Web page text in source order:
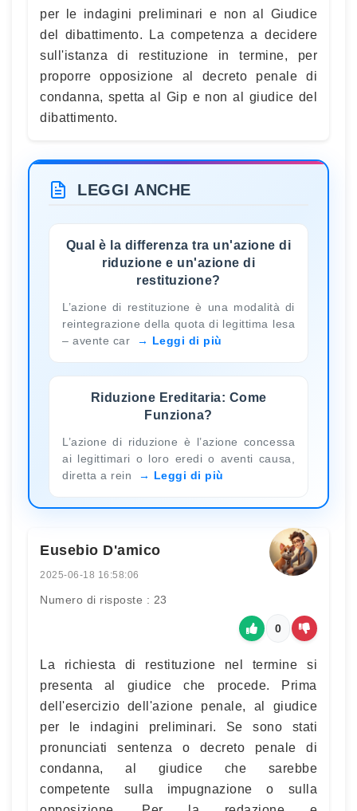
per le indagini preliminari e non al Giudice
del dibattimento. La competenza a decidere
sull'istanza di restituzione in termine, per
proporre opposizione al decreto penale di
condanna, spetta al Gip e non al giudice del
dibattimento.
LEGGI ANCHE
Qual è la differenza tra un'azione di
riduzione e un'azione di
restituzione?
L’azione di restituzione è una modalità di
reintegrazione della quota di legittima lesa
– avente car
Leggi di più
Riduzione Ereditaria: Come
Funziona?
L’azione di riduzione è l’azione concessa
ai legittimari o loro eredi o aventi causa,
diretta a rein
Leggi di più
Eusebio D'amico
2025-06-18 16:58:06
Numero di risposte : 23
0
La richiesta di restituzione nel termine si
presenta al giudice che procede. Prima
dell'esercizio dell'azione penale, al giudice
per le indagini preliminari. Se sono stati
pronunciati sentenza o decreto penale di
condanna, al giudice che sarebbe
competente sulla impugnazione o sulla